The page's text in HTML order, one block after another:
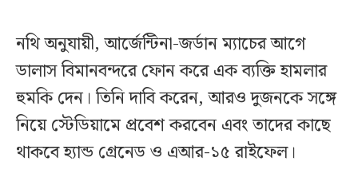
নথি অনুযায়ী, আর্জেন্টিনা-জর্ডান ম্যাচের আগে
ডালাস বিমানবন্দরে ফোন করে এক ব্যক্তি হামলার
হুমকি দেন। তিনি দাবি করেন, আরও দুজনকে সঙ্গে
নিয়ে স্টেডিয়ামে প্রবেশ করবেন এবং তাদের কাছে
থাকবে হ্যান্ড গ্রেনেড ও এআর-১৫ রাইফেল।